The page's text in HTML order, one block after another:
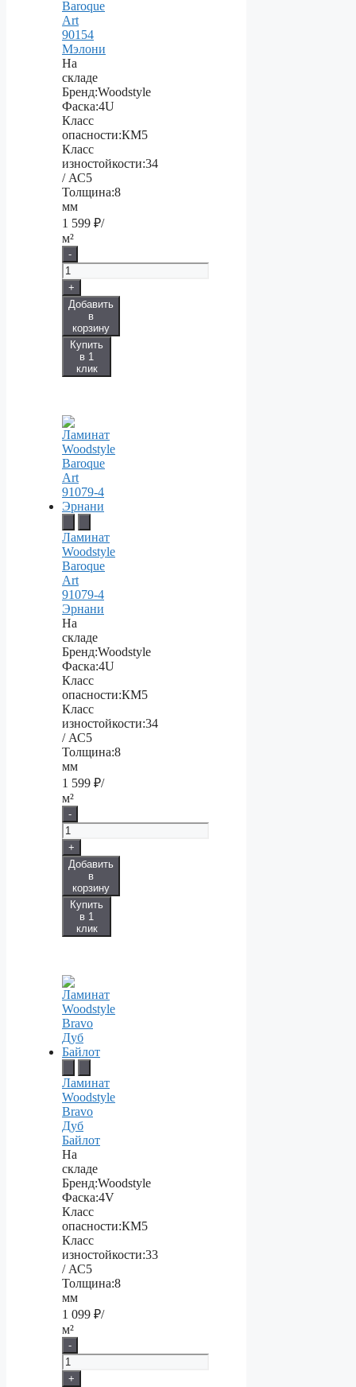
Baroque
Art
90154
Мэлони
На
складе
Бренд:Woodstyle
Фаска:4U
Класс
опасности:КМ5
Класс
изностойкости:34
/ АС5
Толщина:8
мм
1 599 ₽/
м²
-
+
Добавить
в
корзину
Купить
в 1
клик
Ламинат
Woodstyle
Baroque
Art
91079-4
Эрнани
На
складе
Бренд:Woodstyle
Фаска:4U
Класс
опасности:КМ5
Класс
изностойкости:34
/ АС5
Толщина:8
мм
1 599 ₽/
м²
-
+
Добавить
в
корзину
Купить
в 1
клик
Ламинат
Woodstyle
Bravo
Дуб
Байлот
На
складе
Бренд:Woodstyle
Фаска:4V
Класс
опасности:КМ5
Класс
изностойкости:33
/ АС5
Толщина:8
мм
1 099 ₽/
м²
-
+